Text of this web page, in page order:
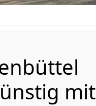
mit